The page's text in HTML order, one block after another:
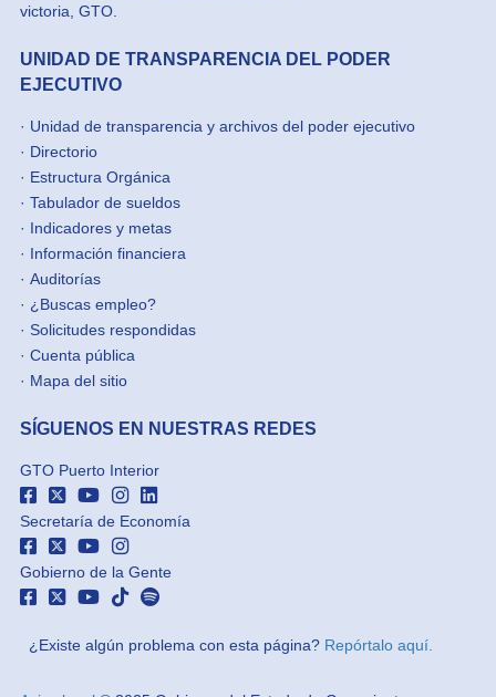
victoria, GTO.
UNIDAD DE TRANSPARENCIA DEL PODER
EJECUTIVO
· Unidad de transparencia y archivos del poder ejecutivo
· Directorio
· Estructura Orgánica
· Tabulador de sueldos
· Indicadores y metas
· Información financiera
· Auditorías
· ¿Buscas empleo?
· Solicitudes respondidas
· Cuenta pública
· Mapa del sitio
SÍGUENOS EN NUESTRAS REDES
GTO Puerto Interior
Secretaría de Economía
Gobierno de la Gente
¿Existe algún problema con esta página? Repórtalo aquí.